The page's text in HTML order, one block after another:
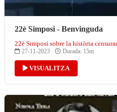
22è Simposi - Benvinguda
22è Simposi sobre la història
27-11-2023 · Durada: 15m
VISUALITZA